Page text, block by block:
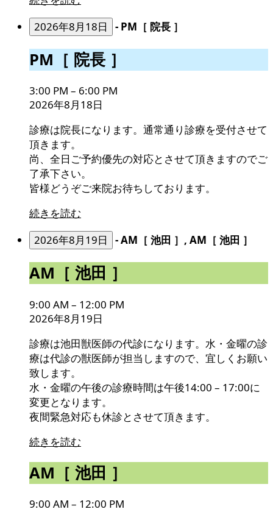
2026年8月18日
- PM［ 院長 ］
PM［
院
長
］
PM［ 院長 ］
3:00 PM – 6:00 PM
2026年8月18日
診療は院長になります。通常通り診療を受付させて
頂きます。
尚、全日ご予約優先の対応とさせて頂きますのでご
了承下さい。
皆様どうぞご来院お待ちしております。
続きを読む
2026年8月19日
-AM［ 池田 ］, AM［ 池田 ］
AM［
池
田
］
AM［ 池田 ］
9:00 AM – 12:00 PM
2026年8月19日
診療は池田獣医師の代診になります。水・金曜の診
療は代診の獣医師が担当しますので、宜しくお願い
致します。
水・金曜の午後の診療時間は午後14:00 – 17:00に
変更となります。
夜間緊急対応も休診とさせて頂きます。
続きを読む
AM［
池
田
AM［ 池田 ］
9:00 AM – 12:00 PM